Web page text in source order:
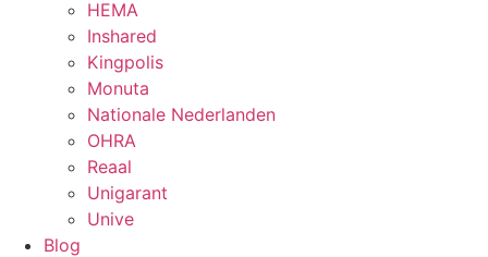
HEMA
Inshared
Kingpolis
Monuta
Nationale Nederlanden
OHRA
Reaal
Unigarant
Unive
Blog